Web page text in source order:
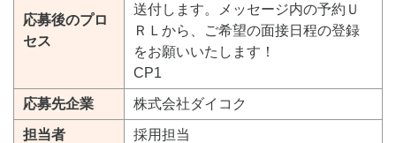
応募後のプロ
セス
送付します。メッセージ内の予約Ｕ
ＲＬから、ご希望の面接日程の登録
をお願いいたします！
CP1
応募先企業 株式会社ダイコク
担当者 採用担当